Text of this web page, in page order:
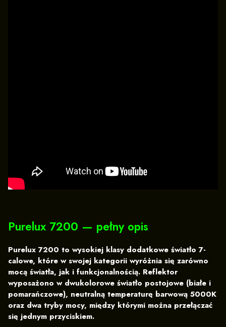
Purelux 7200 — pełny opis
Purelux 7200 to wysokiej klasy dodatkowe światło 7-
calowe, które w swojej kategorii wyróżnia się zarówno
mocą światła, jak i funkcjonalnością. Reflektor
wyposażono w dwukolorowe światło postojowe (białe i
pomarańczowe), neutralną temperaturę barwową 5000K
oraz dwa tryby mocy, między którymi można przełączać
się jednym przyciskiem.